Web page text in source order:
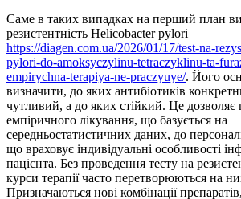
Саме в таких випадках на перший план
резистентність Helicobacter pylori —
https://diagen.com.ua/2026/01/17/test-na-
pylori-do-amoksyczylinu-tetraczyklinu-ta-
empirychna-terapiya-ne-praczyuye/. Його
визначити, до яких антибіотиків
чутливий, а до яких стійкий. Це дозволяє
емпіричного лікування, що базується на
середньостатистичних даних, до
що враховує індивідуальні особливості
пацієнта. Без проведення тесту на
курси терапії часто перетворюються на
Призначаються нові комбінації